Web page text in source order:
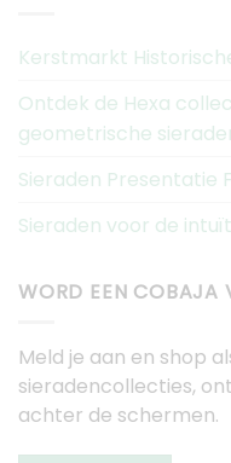
Kerstmarkt
Ontdek de Hexa
geometrische
Sieraden Presentatie
Sieraden voor de
WORD EEN COBAJA
Meld je aan en shop
sieradencollecties,
achter de schermen.